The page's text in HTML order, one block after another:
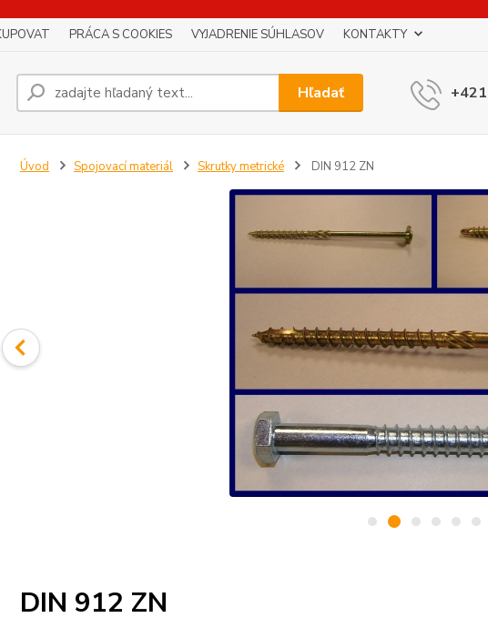
PRÁCA S COOKIES VYJADRENIE SÚHLASOV KONTAKTY
Hľadať
Úvod Spojovací materiál Skrutky metrické DIN 912 ZN
DIN 912 ZN